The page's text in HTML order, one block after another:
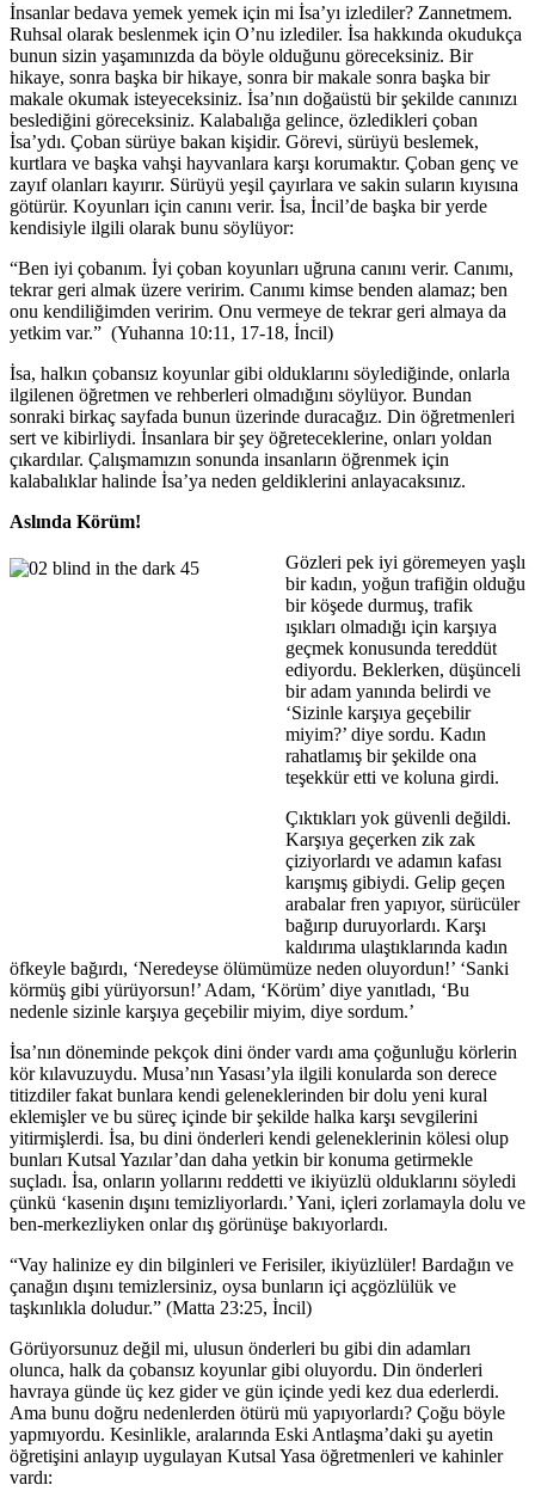
İnsanlar bedava yemek yemek için mi İsa’yı izlediler? Zannetmem.
Ruhsal olarak beslenmek için O’nu izlediler. İsa hakkında okudukça
bunun sizin yaşamınızda da böyle olduğunu göreceksiniz. Bir
hikaye, sonra başka bir hikaye, sonra bir makale sonra başka bir
makale okumak isteyeceksiniz. İsa’nın doğaüstü bir şekilde canınızı
beslediğini göreceksiniz. Kalabalığa gelince, özledikleri çoban
İsa’ydı. Çoban sürüye bakan kişidir. Görevi, sürüyü beslemek,
kurtlara ve başka vahşi hayvanlara karşı korumaktır. Çoban genç ve
zayıf olanları kayırır. Sürüyü yeşil çayırlara ve sakin suların kıyısına
götürür. Koyunları için canını verir. İsa, İncil’de başka bir yerde
kendisiyle ilgili olarak bunu söylüyor:
“Ben iyi çobanım. İyi çoban koyunları uğruna canını verir. Canımı,
tekrar geri almak üzere veririm. Canımı kimse benden alamaz; ben
onu kendiliğimden veririm. Onu vermeye de tekrar geri almaya da
yetkim var.” (Yuhanna 10:11, 17-18, İncil)
İsa, halkın çobansız koyunlar gibi olduklarını söylediğinde, onlarla
ilgilenen öğretmen ve rehberleri olmadığını söylüyor. Bundan
sonraki birkaç sayfada bunun üzerinde duracağız. Din öğretmenleri
sert ve kibirliydi. İnsanlara bir şey öğreteceklerine, onları yoldan
çıkardılar. Çalışmamızın sonunda insanların öğrenmek için
kalabalıklar halinde İsa’ya neden geldiklerini anlayacaksınız.
Aslında Körüm!
Gözleri pek iyi göremeyen yaşlı
bir kadın, yoğun trafiğin olduğu
bir köşede durmuş, trafik
ışıkları olmadığı için karşıya
geçmek konusunda tereddüt
ediyordu. Beklerken, düşünceli
bir adam yanında belirdi ve
‘Sizinle karşıya geçebilir
miyim?’ diye sordu. Kadın
rahatlamış bir şekilde ona
teşekkür etti ve koluna girdi.
Çıktıkları yok güvenli değildi.
Karşıya geçerken zik zak
çiziyorlardı ve adamın kafası
karışmış gibiydi. Gelip geçen
arabalar fren yapıyor, sürücüler
bağırıp duruyorlardı. Karşı
kaldırıma ulaştıklarında kadın
öfkeyle bağırdı, ‘Neredeyse ölümümüze neden oluyordun!’ ‘Sanki
körmüş gibi yürüyorsun!’ Adam, ‘Körüm’ diye yanıtladı, ‘Bu
nedenle sizinle karşıya geçebilir miyim, diye sordum.’
İsa’nın döneminde pekçok dini önder vardı ama çoğunluğu körlerin
kör kılavuzuydu. Musa’nın Yasası’yla ilgili konularda son derece
titizdiler fakat bunlara kendi geleneklerinden bir dolu yeni kural
eklemişler ve bu süreç içinde bir şekilde halka karşı sevgilerini
yitirmişlerdi. İsa, bu dini önderleri kendi geleneklerinin kölesi olup
bunları Kutsal Yazılar’dan daha yetkin bir konuma getirmekle
suçladı. İsa, onların yollarını reddetti ve ikiyüzlü olduklarını söyledi
çünkü ‘kasenin dışını temizliyorlardı.’ Yani, içleri zorlamayla dolu ve
ben-merkezliyken onlar dış görünüşe bakıyorlardı.
“Vay halinize ey din bilginleri ve Ferisiler, ikiyüzlüler! Bardağın ve
çanağın dışını temizlersiniz, oysa bunların içi açgözlülük ve
taşkınlıkla doludur.” (Matta 23:25, İncil)
Görüyorsunuz değil mi, ulusun önderleri bu gibi din adamları
olunca, halk da çobansız koyunlar gibi oluyordu. Din önderleri
havraya günde üç kez gider ve gün içinde yedi kez dua ederlerdi.
Ama bunu doğru nedenlerden ötürü mü yapıyorlardı? Çoğu böyle
yapmıyordu. Kesinlikle, aralarında Eski Antlaşma’daki şu ayetin
öğretişini anlayıp uygulayan Kutsal Yasa öğretmenleri ve kahinler
vardı: